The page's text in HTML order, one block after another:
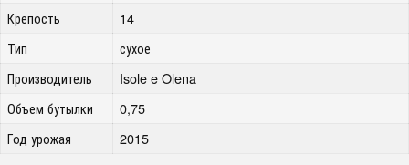
Крепость
14
Тип
сухое
Производитель
Isole e Olena
Объем бутылки
0,75
Год урожая
2015